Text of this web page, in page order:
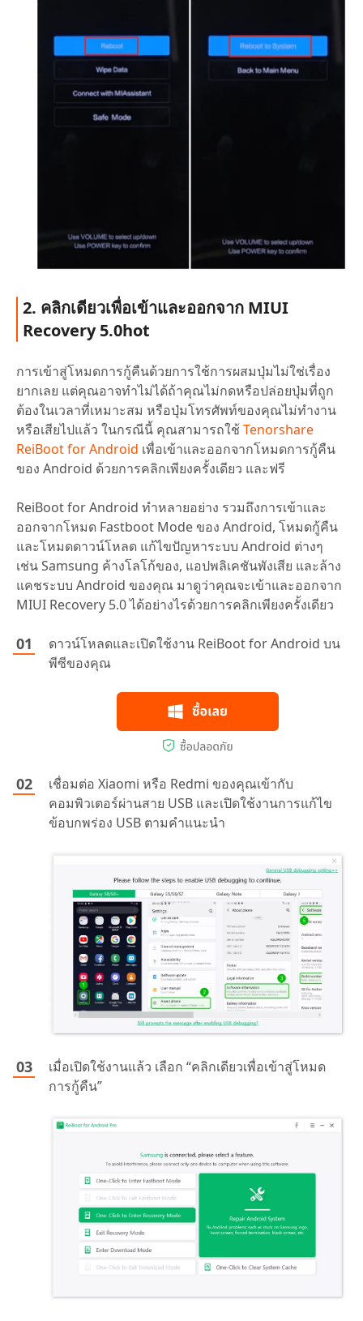
2. คลิกเดียวเพื่อเข้าและออกจาก MIUI
Recovery 5.0hot
การเข้าสู่โหมดการกู้คืนด้วยการใช้การผสมปุ่มไม่ใช่เรื่อง
ยากเลย แต่คุณอาจทำไม่ได้ถ้าคุณไม่กดหรือปล่อยปุ่มที่ถูก
ต้องในเวลาที่เหมาะสม หรือปุ่มโทรศัพท์ของคุณไม่ทำงาน
หรือเสียไปแล้ว ในกรณีนี้ คุณสามารถใช้Tenorshare
ReiBoot for Android เพื่อเข้าและออกจากโหมดการกู้คืน
ของ Android ด้วยการคลิกเพียงครั้งเดียว และฟรี
ReiBoot for Android ทำหลายอย่าง รวมถึงการเข้าและ
ออกจากโหมด Fastboot Mode ของ Android, โหมดกู้คืน
และโหมดดาวน์โหลด แก้ไขปัญหาระบบ Android ต่างๆ
เช่น Samsung ค้างโลโก้ของ, แอปพลิเคชันพังเสีย และล้าง
แคชระบบ Android ของคุณ มาดูว่าคุณจะเข้าและออกจาก
MIUI Recovery 5.0 ได้อย่างไรด้วยการคลิกเพียงครั้งเดียว
ดาวน์โหลดและเปิดใช้งาน ReiBoot for Android บน
พีซีของคุณ
เชื่อมต่อ Xiaomi หรือ Redmi ของคุณเข้ากับ
คอมพิวเตอร์ผ่านสาย USB และเปิดใช้งานการแก้ไข
ข้อบกพร่อง USB ตามคำแนะนำ
เมื่อเปิดใช้งานแล้ว เลือก “คลิกเดียวเพื่อเข้าสู่โหมด
การกู้คืน”